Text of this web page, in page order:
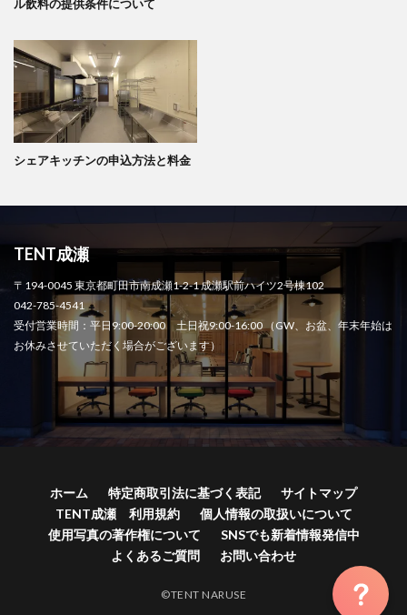
ル飲料の提供条件について
シェアキッチンの申込方法と料金
TENT成瀬
〒194-0045 東京都町田市南成瀬1-2-1 成瀬駅前ハイツ2号棟102
042-785-4541
受付営業時間：平日9:00-20:00 土日祝9:00-16:00 （GW、お盆、年末年始は
お休みさせていただく場合がございます）
ホーム 特定商取引法に基づく表記
サイトマップ
TENT成瀬 利用規約
個人情報の取扱いについて
使用写真の著作権について
SNSでも新着情報発信中
よくあるご質問
お問い合わせ
©TENT NARUSE